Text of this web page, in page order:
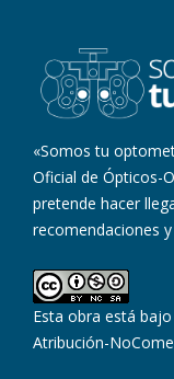
«Somos tu
Oficial de Ópticos-
pretende hacer
recomendaciones
Esta obra está
Atribución-